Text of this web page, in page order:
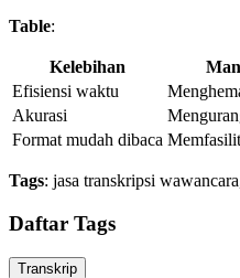
Table:
Kelebihan
Efisiensi waktu
Akurasi
Format mudah dibaca
Tags: jasa transkripsi
Daftar Tags
Transkrip